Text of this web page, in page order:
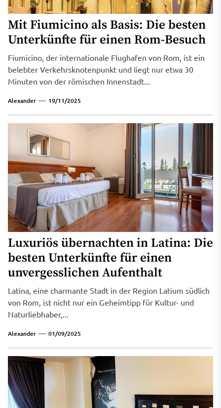
Mit Fiumicino als Basis: Die besten
Unterkünfte für einen Rom-Besuch
Fiumicino, der internationale Flughafen von Rom, ist ein
belebter Verkehrsknotenpunkt und liegt nur etwa 30
Minuten von der römischen Innenstadt...
Alexander 19/11/2025
Luxuriös übernachten in Latina: Die
besten Unterkünfte für einen
unvergesslichen Aufenthalt
Latina, eine charmante Stadt in der Region Latium südlich
von Rom, ist nicht nur ein Geheimtipp für Kultur- und
Naturliebhaber,...
Alexander 01/09/2025